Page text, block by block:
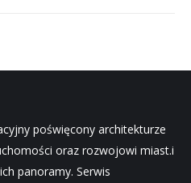
poświęcony architekturze
oraz rozwojowi miast.i
panoramy. Serwis